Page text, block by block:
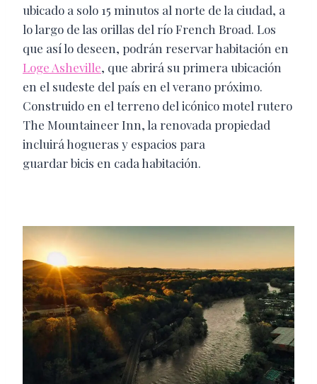
ubicado a solo 15 minutos al norte de la ciudad, a
lo largo de las orillas del río French Broad. Los
que así lo deseen, podrán reservar habitación en
Loge Asheville, que abrirá su primera ubicación
en el sudeste del país en el verano próximo.
Construido en el terreno del icónico motel rutero
The Mountaineer Inn, la renovada propiedad
incluirá hogueras y espacios para
​guardar bicis en cada habitación.